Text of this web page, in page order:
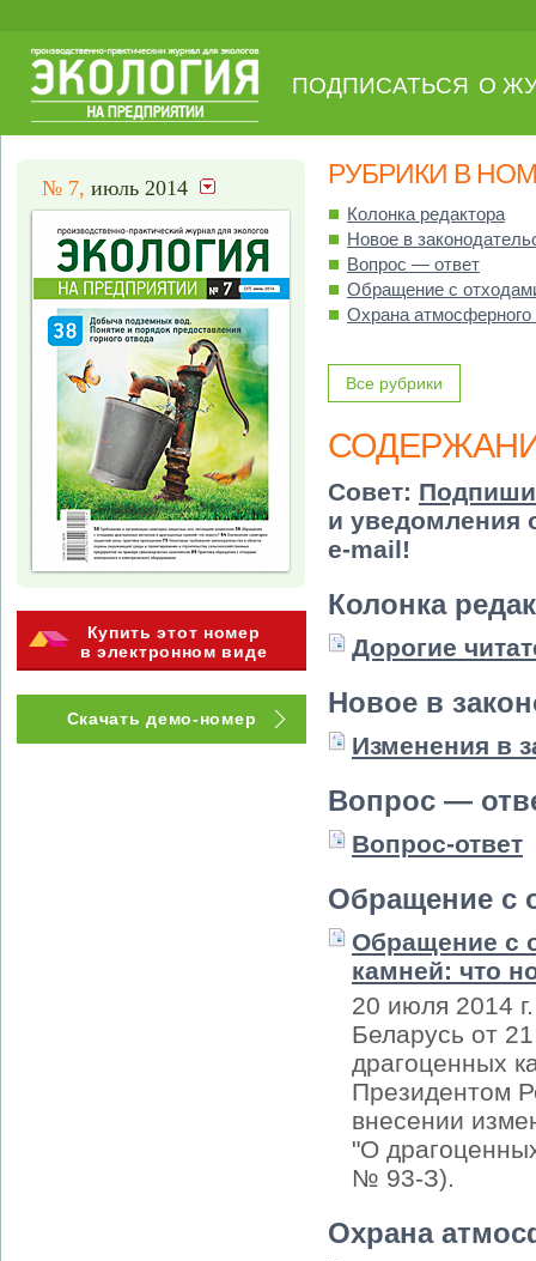
ПОДПИСАТЬСЯ О
№ 7, июль 2014
Купить этот номер
в электронном виде
Скачать демо-номер
РУБРИКИ В
Колонка редактора
Новое в
Вопрос — ответ
Обращение с
Охрана атмосферного
Все рубрики
Совет:
и уведомления
e-mail!
Колонка
Дорогие
Новое в
Изменения в
Вопрос —
Вопрос-ответ
Обращение с
Обращение с
камней: что
20 июля 2014
Беларусь от
драгоценных
Президентом
внесении
"О
№ 93-З).
Охрана